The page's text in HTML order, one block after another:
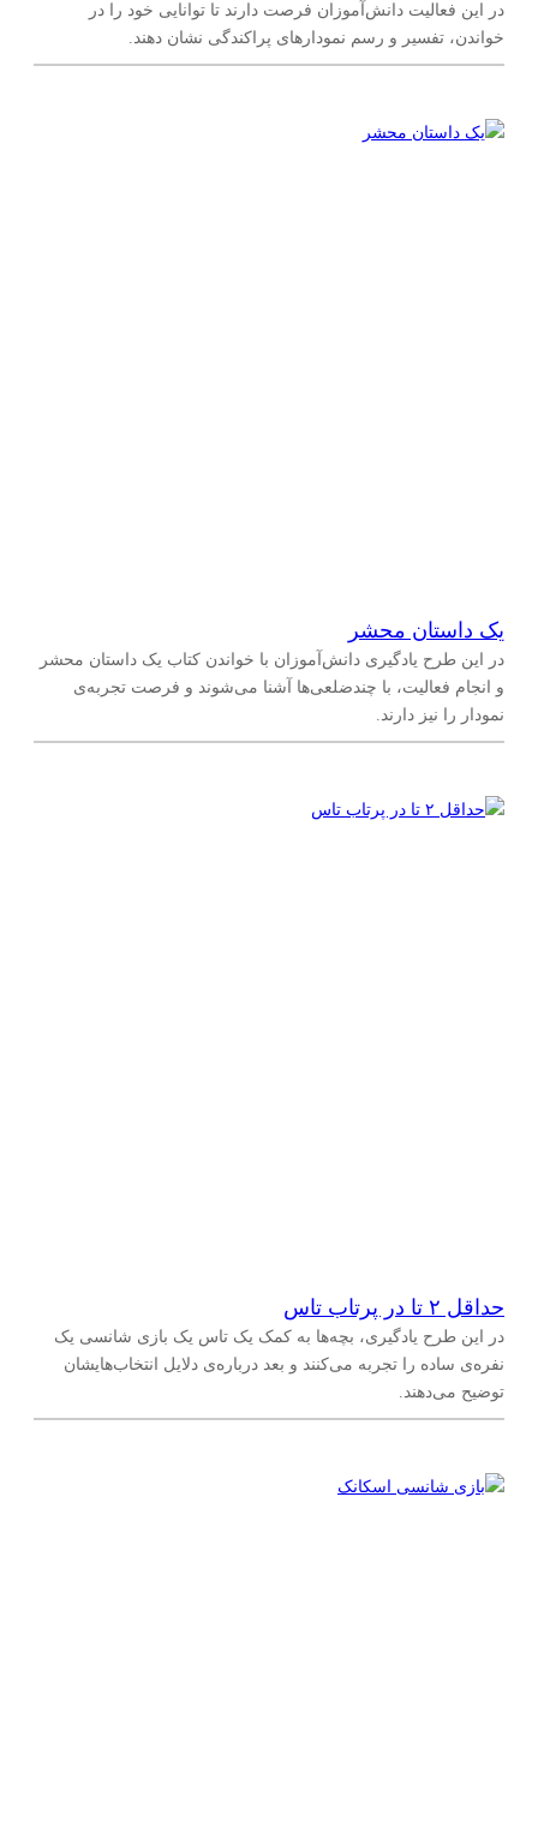
در این فعالیت دانش‌آموزان فرصت دارند تا توانایی خود را در
خواندن، تفسیر و رسم نمودارهای پراکندگی نشان دهند.
یک داستان محشر
در این طرح یادگیری دانش‌آموزان با خواندن کتاب یک داستان محشر
و انجام فعالیت، با چند‌ضلعی‌ها آشنا می‌شوند و فرصت تجربه‌ی
نمودار را نیز دارند.
حداقل ۲ تا در پرتاب تاس
در این طرح یادگیری، بچه‌ها به کمک یک تاس یک بازی شانسی یک
نفره‌ی ساده را تجربه می‌کنند و بعد درباره‌ی دلایل انتخاب‌هایشان
توضیح می‌دهند.